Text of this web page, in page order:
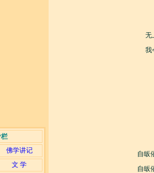
佛学讲记
文 学
无
我
自皈
自皈